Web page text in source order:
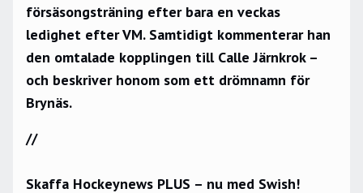
försäsongsträning efter bara en veckas
ledighet efter VM. Samtidigt kommenterar han
den omtalade kopplingen till Calle Järnkrok –
och beskriver honom som ett drömnamn för
Brynäs.
//
Skaffa Hockeynews PLUS – nu med Swish!